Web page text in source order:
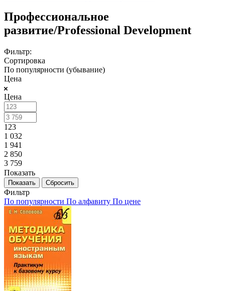
Профессиональное
развитие/Professional Development
Фильтр:
Сортировка
По популярности (убывание)
Цена
Цена
123
1 032
1 941
2 850
3 759
Показать
Сбросить
Фильтр
По популярности По алфавиту По цене